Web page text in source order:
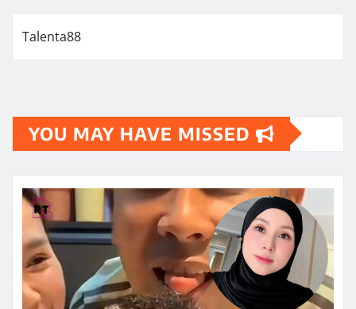
Talenta88
YOU MAY HAVE MISSED